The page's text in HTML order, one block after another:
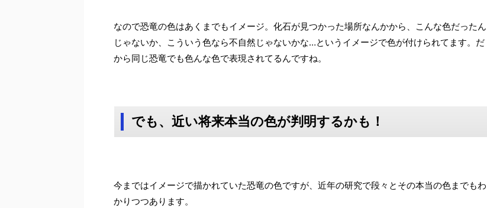
なので恐竜の色はあくまでもイメージ。化石が見つかった場所なんかから、こんな色だったん
じゃないか、こういう色なら不自然じゃないかな…というイメージで色が付けられてます。だ
から同じ恐竜でも色んな色で表現されてるんですね。
でも、近い将来本当の色が判明するかも！
今まではイメージで描かれていた恐竜の色ですが、近年の研究で段々とその本当の色までもわ
かりつつあります。